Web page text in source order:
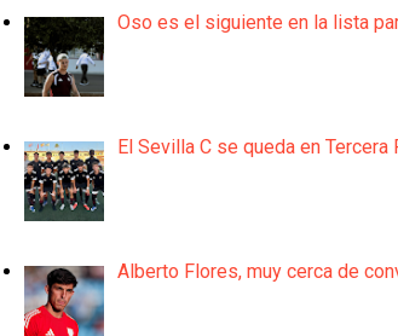
Oso es el siguiente en la lista
El Sevilla C se queda en Tercera
Alberto Flores, muy cerca de